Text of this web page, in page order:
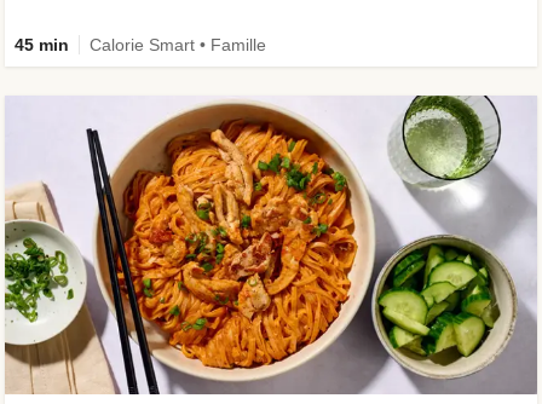
45 min Calorie Smart • Famille